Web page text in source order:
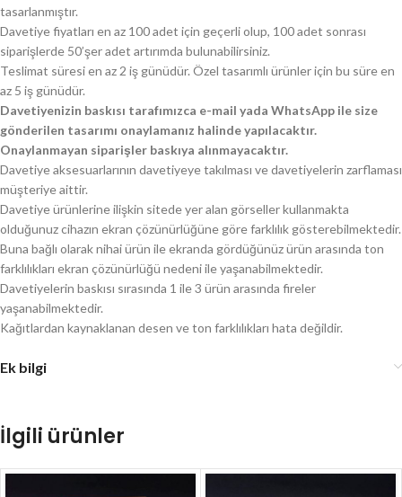
tasarlanmıştır.
Davetiye fiyatları en az 100 adet için geçerli olup, 100 adet sonrası
siparişlerde 50’şer adet artırımda bulunabilirsiniz.
Teslimat süresi en az 2 iş günüdür. Özel tasarımlı ürünler için bu süre en
az 5 iş günüdür.
Davetiyenizin baskısı tarafımızca e-mail yada WhatsApp ile size
gönderilen tasarımı onaylamanız halinde yapılacaktır.
Onaylanmayan siparişler baskıya alınmayacaktır.
Davetiye aksesuarlarının davetiyeye takılması ve davetiyelerin zarflaması
müşteriye aittir.
Davetiye ürünlerine ilişkin sitede yer alan görseller kullanmakta
olduğunuz cihazın ekran çözünürlüğüne göre farklılık gösterebilmektedir.
Buna bağlı olarak nihai ürün ile ekranda gördüğünüz ürün arasında ton
farklılıkları ekran çözünürlüğü nedeni ile yaşanabilmektedir.
Davetiyelerin baskısı sırasında 1 ile 3 ürün arasında fireler
yaşanabilmektedir.
Kağıtlardan kaynaklanan desen ve ton farklılıkları hata değildir.
Ek bilgi
İlgili ürünler